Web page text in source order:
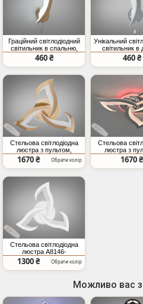
Граційний світлодіодний
світильник в спальню,
12W, золото
460 ₴
Унікальний
світильник в
кімнату,460 ₴
Стельова світлодіодна
люстра з пультом,
димером, 45W, хром
1670 ₴ Обрати колір
Стельова
люстра з
димером,1670 ₴
Стельова світлодіодна
люстра A8146-
3WHLED3COLDIM біла з
пультом димером 45W
1300 ₴ Обрати колір
Можливо вас